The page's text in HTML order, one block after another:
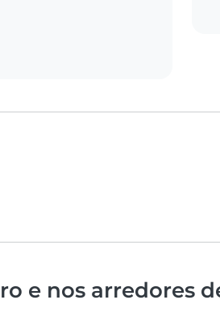
e nos arredores